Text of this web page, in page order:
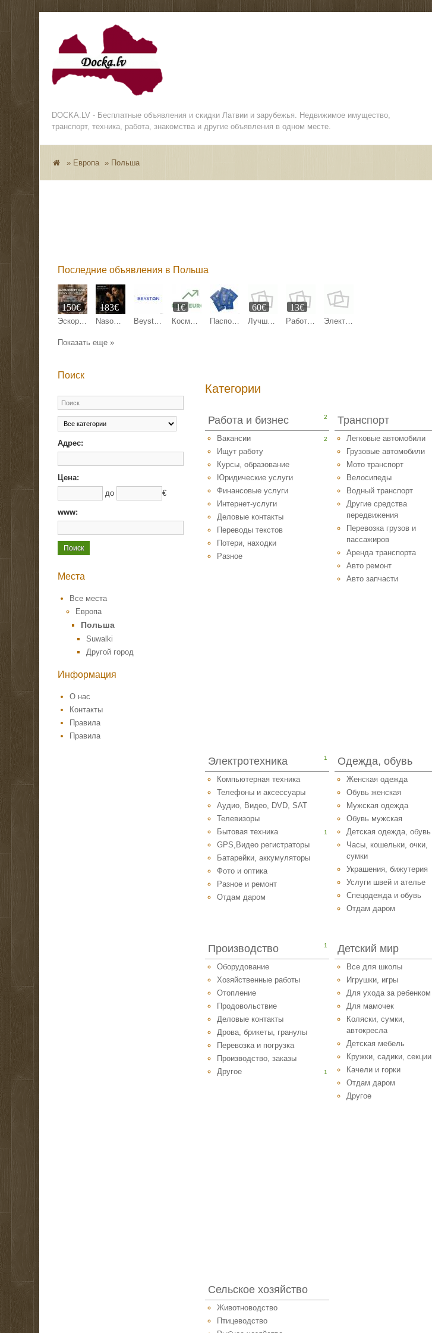
DOCKA.LV - Бесплатные объявления и скидки Латвии и зарубежья. Недвижимое имущество,
транспорт, техника, работа, знакомства и другие объявления в одном месте.
» Европа » Польша
Последние объявления в Польша
Эскорт работа Киев, Кишинев, Варшава, Берлин, Париж.
150€
Nasomatto Black Afgano Extrait de Parfum 30 ml
183€
Beyston — это международная онлайн-маркетплейс-платформа Косметика и средства по уходу за собой
1€
Паспорт Украины, гражданство, id карта Лучшие тренды Европы — Заказывай прямо сейчас! в buytrendeuropa
60€
Работа на строительстве в Бельгии! Ищем мужчин для демонтажа здан
13€
Электроудочка samus
Показать еще »
Поиск
Адрес:
Цена:
до
€
www:
Места
Все места
Европа
Польша
Suwalki
Другой город
Информация
О нас
Контакты
Правила
Правила
Категории
Работа и бизнес 2
Вакансии 2
Ищут работу
Курсы, образование
Юридические услуги
Финансовые услуги
Интернет-услуги
Деловые контакты
Переводы текстов
Потери, находки
Разное
Транспорт
Легковые автомобили
Грузовые автомобили
Мото транспорт
Велосипеды
Водный транспорт
Другие средства
передвижения
Перевозка грузов и
пассажиров
Аренда транспорта
Авто ремонт
Авто запчасти
Электротехника 1
Компьютерная техника
Телефоны и аксессуары
Аудио, Видео, DVD, SAT
Телевизоры
Бытовая техника
1
GPS,Видео регистраторы
Батарейки, аккумуляторы
Фото и оптика
Разное и ремонт
Отдам даром
Одежда, обувь
Женская одежда
Обувь женская
Мужская одежда
Обувь мужская
Детская одежда, обувь
Часы, кошельки, очки,
сумки
Украшения, бижутерия
Услуги швей и ателье
Спецодежда и обувь
Отдам даром
Производство 1
Оборудование
Хозяйственные работы
Отопление
Продовольствие
Деловые контакты
Дрова, брикеты, гранулы
Перевозка и погрузка
Производство, заказы
Другое
1
Детский мир
Все для школы
Игрушки, игры
Для ухода за ребенком
Для мамочек
Коляски, сумки,
автокресла
Детская мебель
Кружки, садики, секции
Качели и горки
Отдам даром
Другое
Сельское хозяйство
Животноводство
Птицеводство